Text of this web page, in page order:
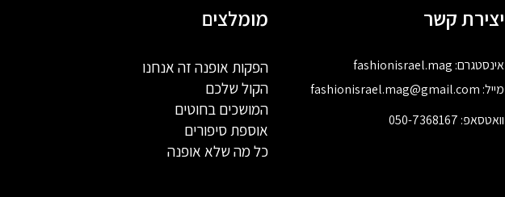
יצירת קשר
אינסטגרם: fashionisrael.mag
מייל: fashionisrael.mag@gmail.com
וואטסאפ: 050-7368167
מומלצים
הפקות אופנה זה אנחנו
הקול שלכם
המושכים בחוטים
אוספת סיפורים
כל מה שלא אופנה